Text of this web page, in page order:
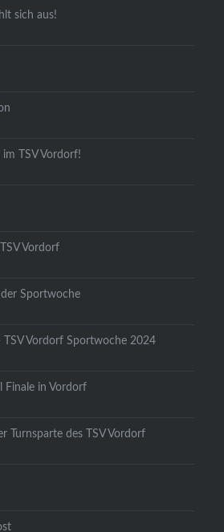
sich aus!
TSV Vordorf!
Vordorf
Sportwoche
TSV Vordorf Sportwoche 2024
Finale in Vordorf
Turnsparte des TSV Vordorf